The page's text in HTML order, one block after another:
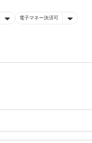
電子マネー決済可